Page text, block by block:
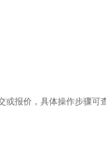
或报价，具体操作步骤可